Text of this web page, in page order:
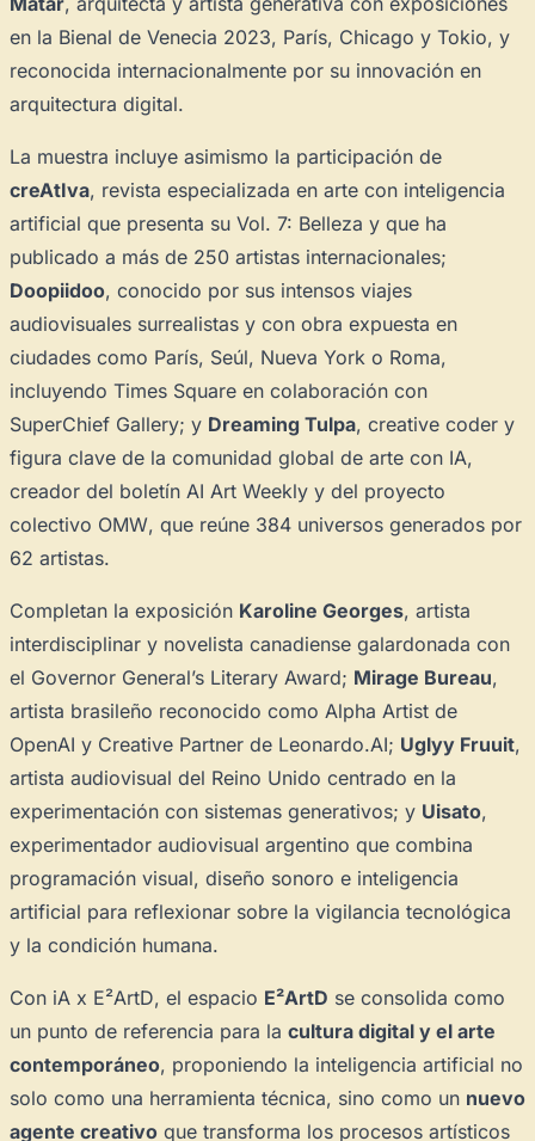
en la Bienal de Venecia 2023, París, Chicago y Tokio, y
reconocida internacionalmente por su innovación en
arquitectura digital.
La muestra incluye asimismo la participación de
creAtIva, revista especializada en arte con inteligencia
artificial que presenta su Vol. 7: Belleza y que ha
publicado a más de 250 artistas internacionales;
Doopiidoo, conocido por sus intensos viajes
audiovisuales surrealistas y con obra expuesta en
ciudades como París, Seúl, Nueva York o Roma,
incluyendo Times Square en colaboración con
SuperChief Gallery; y Dreaming Tulpa, creative coder y
figura clave de la comunidad global de arte con IA,
creador del boletín AI Art Weekly y del proyecto
colectivo OMW, que reúne 384 universos generados por
62 artistas.
Completan la exposición Karoline Georges, artista
interdisciplinar y novelista canadiense galardonada con
el Governor General’s Literary Award; Mirage Bureau,
artista brasileño reconocido como Alpha Artist de
OpenAI y Creative Partner de Leonardo.AI; Uglyy Fruuit,
artista audiovisual del Reino Unido centrado en la
experimentación con sistemas generativos; y Uisato,
experimentador audiovisual argentino que combina
programación visual, diseño sonoro e inteligencia
artificial para reflexionar sobre la vigilancia tecnológica
y la condición humana.
Con iA x E²ArtD, el espacio E²ArtD se consolida como
un punto de referencia para la cultura digital y el arte
contemporáneo, proponiendo la inteligencia artificial no
solo como una herramienta técnica, sino como un nuevo
agente creativo que transforma los procesos artísticos
Novedad: Tu Panel de Usuario
Directorio de Arteestrena su nuevoPanel de Usuario: tu
centro de control para gestionar todo tu arte.
Administra tu Espacio de Arte
Crea eventos y noticias
Recibe y responde mensajes
Sigue las visitas de tus obras
Crear cuenta y abrir mi Panel Explorar obras